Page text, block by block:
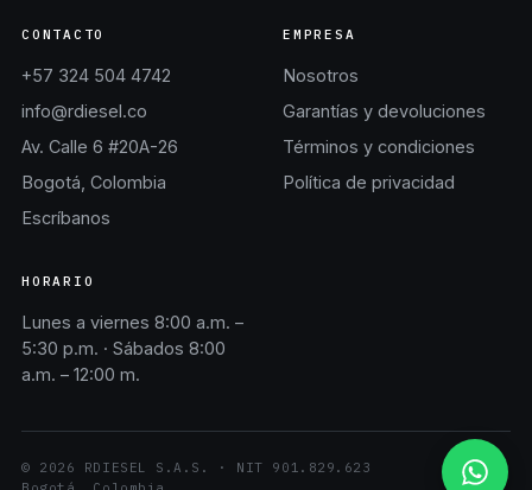
CONTACTO
+57 324 504 4742
info@rdiesel.co
Av. Calle 6 #20A-26
Bogotá, Colombia
Escríbanos
EMPRESA
Nosotros
Garantías y devoluciones
Términos y condiciones
Política de privacidad
HORARIO
Lunes a viernes 8:00 a.m. –
5:30 p.m. · Sábados 8:00
a.m. – 12:00 m.
© 2026 RDIESEL S.A.S. · NIT 901.829.623